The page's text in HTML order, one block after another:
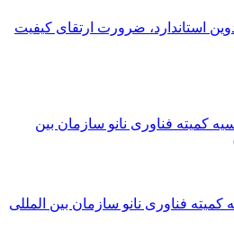
استاندارد، ضرورت ارتقای کیفیت
فناوری نانو سازمان بین المللی